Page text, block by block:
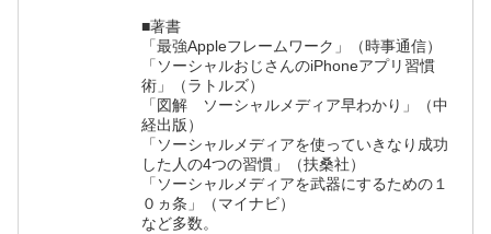
■著書
「最強Appleフレームワーク」（時事通信）
「ソーシャルおじさんのiPhoneアプリ習慣
術」（ラトルズ）
「図解 ソーシャルメディア早わかり」（中
経出版）
「ソーシャルメディアを使っていきなり成功
した人の4つの習慣」（扶桑社）
「ソーシャルメディアを武器にするための１
０ヵ条」（マイナビ）
など多数。